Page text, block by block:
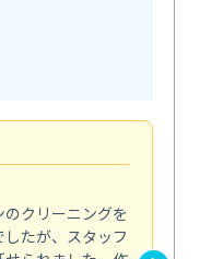
クリーニングを
たが、スタッフ